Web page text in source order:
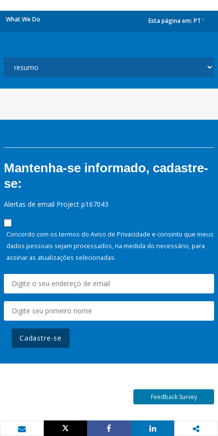
What We Do Esta página em: PT
Mantenha-se informado, cadastre-
se:
Alertas de email Project p167043
Concordo com os termos do Aviso de Privacidade e consinto que meus
dados pessoais sejam processados, na medida do necessário, para
assinar as atualizações selecionadas.
Cadastre-se
Feedback Survey